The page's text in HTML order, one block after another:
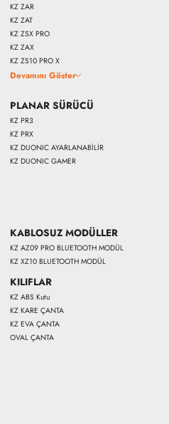
KZ ZAR
KZ ZAT
KZ ZSX PRO
KZ ZAX
KZ ZS10 PRO X
Devamını Göster
PLANAR SÜRÜCÜ
KZ PR3
KZ PRX
KZ DUONIC AYARLANABİLİR
KZ DUONIC GAMER
KABLOSUZ MODÜLLER
KZ AZ09 PRO BLUETOOTH MODÜL
KZ XZ10 BLUETOOTH MODÜL
KILIFLAR
KZ ABS Kutu
KZ KARE ÇANTA
KZ EVA ÇANTA
OVAL ÇANTA